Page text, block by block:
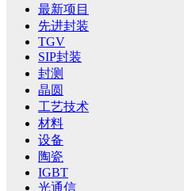
最新项目
先进封装
TGV
SIP封装
封测
晶圆
工艺技术
材料
设备
陶瓷
IGBT
光通信